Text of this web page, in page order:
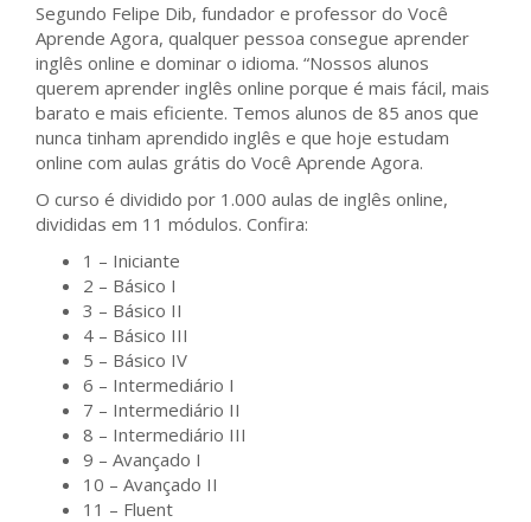
Segundo Felipe Dib, fundador e professor do Você
Aprende Agora, qualquer pessoa consegue aprender
inglês online e dominar o idioma. “Nossos alunos
querem aprender inglês online porque é mais fácil, mais
barato e mais eficiente. Temos alunos de 85 anos que
nunca tinham aprendido inglês e que hoje estudam
online com aulas grátis do Você Aprende Agora.
O curso é dividido por 1.000 aulas de inglês online,
divididas em 11 módulos. Confira:
1 – Iniciante
2 – Básico I
3 – Básico II
4 – Básico III
5 – Básico IV
6 – Intermediário I
7 – Intermediário II
8 – Intermediário III
9 – Avançado I
10 – Avançado II
11 – Fluent